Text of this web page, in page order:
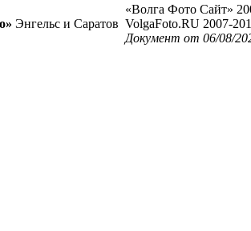
Энгельс и Саратов
«Волга Фото Сайт»
VolgaFoto.RU 2007-
Документ от 06/08/